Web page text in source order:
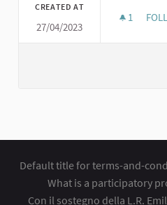
CREATED AT
27/04/2023
1 1
Default title for terms-and-
What is a participatory
Con il sostegno della L.R.